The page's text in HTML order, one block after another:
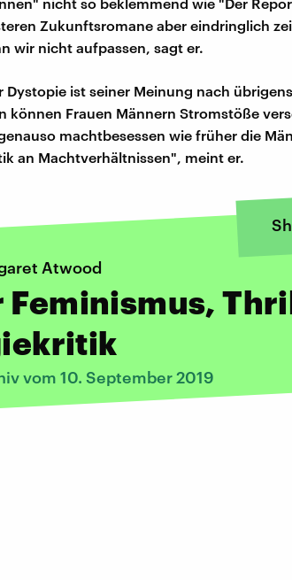
Zukunftsromane aber eindringlich
wir nicht aufpassen, sagt er.
Dystopie ist seiner Meinung nach
können Frauen Männern Stromstöße
machtbesessen wie früher die
an Machtverhältnissen", meint er.
Atwood
Feminismus,
vom 10. September 2019